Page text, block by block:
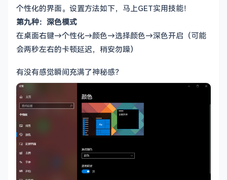
个性化的界面。设置方法如下，马上GET实用技能！
第九种：深色模式
在桌面右键→个性化→颜色→选择颜色→深色开启（可能
会两秒左右的卡顿延迟，稍安勿躁）
有没有感觉瞬间充满了神秘感？